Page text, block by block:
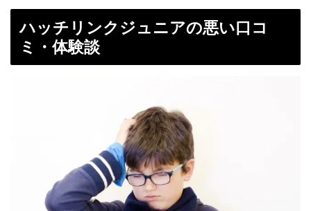
ハッチリンクジュニアの悪い口コ
ミ・体験談